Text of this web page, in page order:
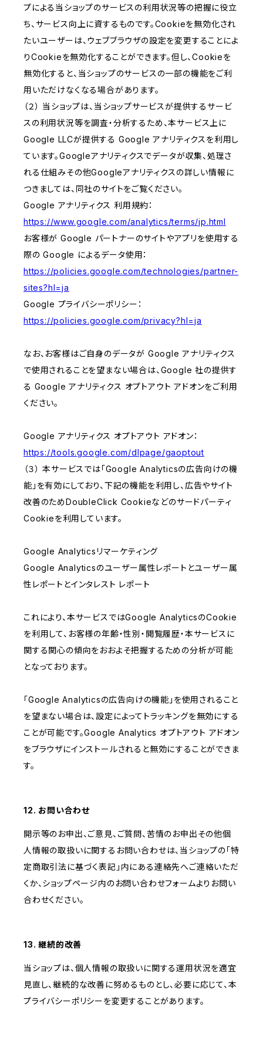
プによる当ショップのサービスの利用状況等の把握に役立
ち、サービス向上に資するものです。Cookieを無効化され
たいユーザーは、ウェブブラウザの設定を変更することによ
りCookieを無効化することができます。但し、Cookieを
無効化すると、当ショップのサービスの一部の機能をご利
用いただけなくなる場合があります。
（２） 当ショップは、当ショップサービスが提供するサービ
スの利用状況等を調査・分析するため、本サービス上に
Google LLCが提供する Google アナリティクスを利用し
ています。Googleアナリティクスでデータが収集、処理さ
れる仕組みその他Googleアナリティクスの詳しい情報に
つきましては、同社のサイトをご覧ください。
Google アナリティクス 利用規約：
https://www.google.com/analytics/terms/jp.html
お客様が Google パートナーのサイトやアプリを使用する
際の Google によるデータ使用：
https://policies.google.com/technologies/partner-
sites?hl=ja
Google プライバシーポリシー：
https://policies.google.com/privacy?hl=ja
なお、お客様はご自身のデータが Google アナリティクス
で使用されることを望まない場合は、Google 社の提供す
る Google アナリティクス オプトアウト アドオンをご利用
ください。
Google アナリティクス オプトアウト アドオン：
https://tools.google.com/dlpage/gaoptout
（３） 本サービスでは「Google Analyticsの広告向けの機
能」を有効にしており、下記の機能を利用し、広告やサイト
改善のためDoubleClick Cookieなどのサードパーティ
Cookieを利用しています。
Google Analyticsリマーケティング
Google Analyticsのユーザー属性レポートとユーザー属
性レポートとインタレスト レポート
これにより、本サービスではGoogle AnalyticsのCookie
を利用して、お客様の年齢・性別・閲覧履歴・本サービスに
関する関心の傾向をおおよそ把握するための分析が可能
となっております。
「Google Analyticsの広告向けの機能」を使用されること
を望まない場合は、設定によってトラッキングを無効にする
ことが可能です。Google Analytics オプトアウト アドオン
をブラウザにインストールされると無効にすることができま
す。
12. お問い合わせ
開示等のお申出、ご意見、ご質問、苦情のお申出その他個
人情報の取扱いに関するお問い合わせは、当ショップの「特
定商取引法に基づく表記」内にある連絡先へご連絡いただ
くか、ショップページ内のお問い合わせフォームよりお問い
合わせください。
13. 継続的改善
当ショップは、個人情報の取扱いに関する運用状況を適宜
見直し、継続的な改善に努めるものとし、必要に応じて、本
プライバシーポリシーを変更することがあります。